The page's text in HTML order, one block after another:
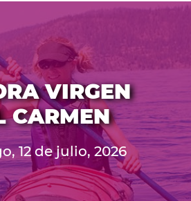
VIRGEN
CARMEN
12 de julio, 2026